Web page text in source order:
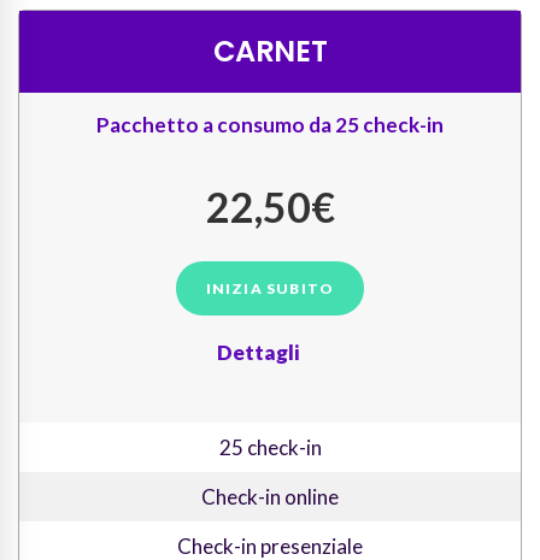
CARNET
Pacchetto a consumo da 25 check-in
22,50€
INIZIA SUBITO
Dettagli
25 check-in
Check-in online
Check-in presenziale